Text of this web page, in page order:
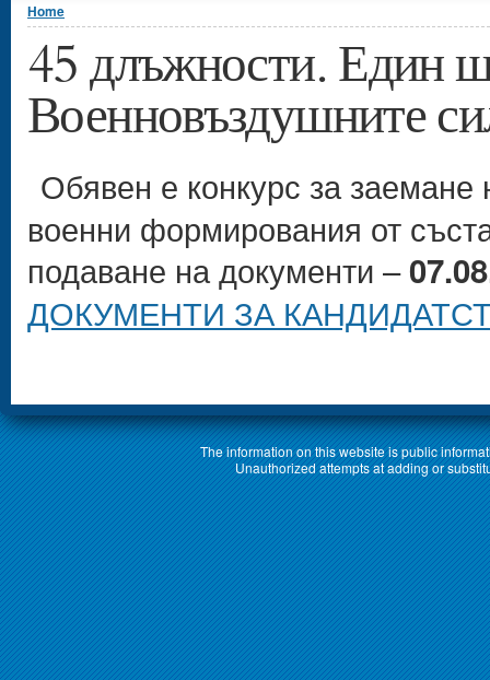
You are here
Home
45 длъжности. Един
Военновъздушните
Обявен е конкурс за
военни формирования от
подаване на документи –
ДОКУМЕНТИ ЗА
The information on this website is public
Unauthorized attempts at adding or